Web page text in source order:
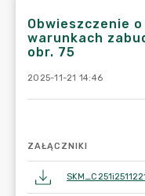
Obwieszczenie
warunkach
obr. 75
2025-11-21 14:46
ZAŁĄCZNIKI